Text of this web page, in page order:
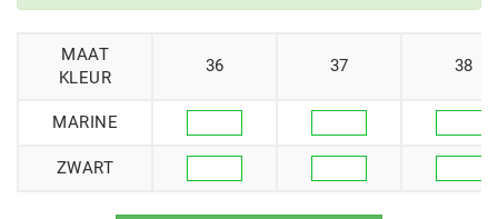
MAAT
KLEUR
36 37 38
MARINE
ZWART